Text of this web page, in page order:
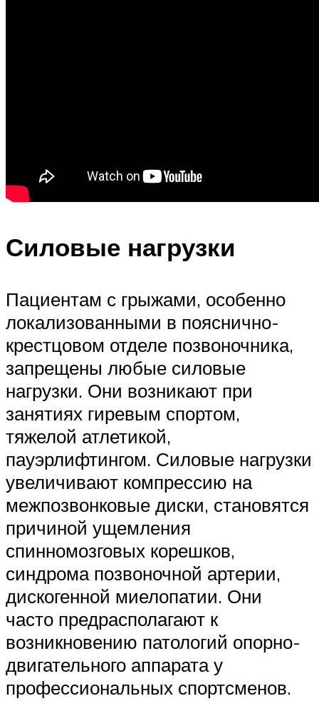
Силовые нагрузки
Пациентам с грыжами, особенно
локализованными в пояснично-
крестцовом отделе позвоночника,
запрещены любые силовые
нагрузки. Они возникают при
занятиях гиревым спортом,
тяжелой атлетикой,
пауэрлифтингом. Силовые нагрузки
увеличивают компрессию на
межпозвонковые диски, становятся
причиной ущемления
спинномозговых корешков,
синдрома позвоночной артерии,
дискогенной миелопатии. Они
часто предрасполагают к
возникновению патологий опорно-
двигательного аппарата у
профессиональных спортсменов.